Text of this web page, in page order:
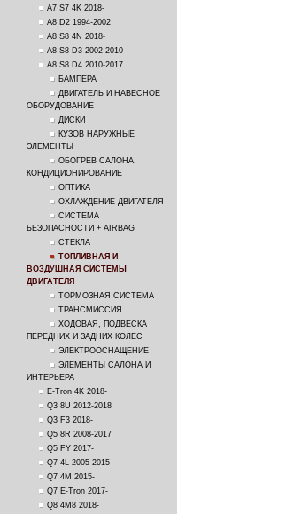
A7 S7 4K 2018-
A8 D2 1994-2002
A8 S8 4N 2018-
A8 S8 D3 2002-2010
A8 S8 D4 2010-2017
БАМПЕРА
ДВИГАТЕЛЬ И НАВЕСНОЕ
ОБОРУДОВАНИЕ
ДИСКИ
КУЗОВ НАРУЖНЫЕ
ЭЛЕМЕНТЫ
ОБОГРЕВ САЛОНА,
КОНДИЦИОНИРОВАНИЕ
ОПТИКА
ОХЛАЖДЕНИЕ ДВИГАТЕЛЯ
СИСТЕМА
БЕЗОПАСНОСТИ + AIRBAG
СТЕКЛА
ТОПЛИВНАЯ И
ВОЗДУШНАЯ СИСТЕМЫ
ДВИГАТЕЛЯ
ТОРМОЗНАЯ СИСТЕМА
ТРАНСМИССИЯ
ХОДОВАЯ, ПОДВЕСКА
ПЕРЕДНИХ И ЗАДНИХ КОЛЕС
ЭЛЕКТРООСНАЩЕНИЕ
ЭЛЕМЕНТЫ САЛОНА И
ИНТЕРЬЕРА
E-Tron 4K 2018-
Q3 8U 2012-2018
Q3 F3 2018-
Q5 8R 2008-2017
Q5 FY 2017-
Q7 4L 2005-2015
Q7 4M 2015-
Q7 E-Tron 2017-
Q8 4M8 2018-